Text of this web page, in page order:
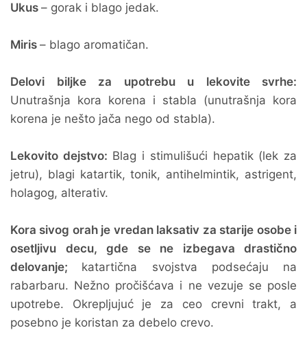
Ukus – gorak i blago jedak.
Miris – blago aromatičan.
Delovi biljke za upotrebu u lekovite svrhe:
Unutrašnja kora korena i stabla (unutrašnja kora
korena je nešto jača nego od stabla).
Lekovito dejstvo: Blag i stimulišući hepatik (lek za
jetru), blagi katartik, tonik, antihelmintik, astrigent,
holagog, alterativ.
Kora sivog orah je vredan laksativ za starije osobe i
osetljivu decu, gde se ne izbegava drastično
delovanje; katartična svojstva podsećaju na
rabarbaru. Nežno pročišćava i ne vezuje se posle
upotrebe. Okrepljujuć je za ceo crevni trakt, a
posebno je koristan za debelo crevo.